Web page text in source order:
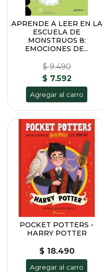
APRENDE A LEER EN LA
ESCUELA DE
MONSTRUOS 8:
EMOCIONES DE...
$ 9.490
$ 7.592
Agregar al carro
POCKET POTTERS -
HARRY POTTER
$ 18.490
Agregar al carro